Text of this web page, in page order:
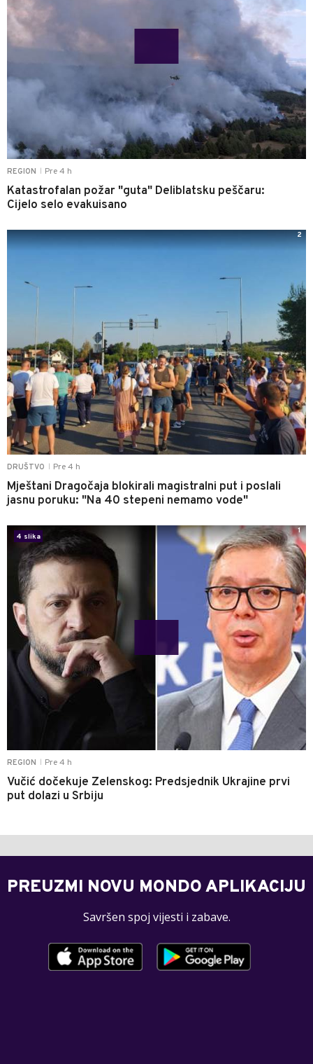
REGION Pre 4 h
Katastrofalan požar "guta" Deliblatsku peščaru:
Cijelo selo evakuisano
DRUŠTVO Pre 4 h
Mještani Dragočaja blokirali magistralni put i poslali
jasnu poruku: "Na 40 stepeni nemamo vode"
2
REGION Pre 4 h
Vučić dočekuje Zelenskog: Predsjednik Ukrajine prvi
put dolazi u Srbiju
4 slika
1
PREUZMI NOVU MONDO APLIKACIJU
Savršen spoj vijesti i zabave.